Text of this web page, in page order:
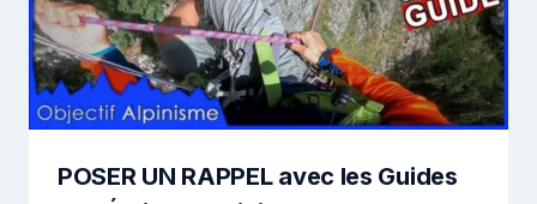
POSER UN RAPPEL avec les Guides